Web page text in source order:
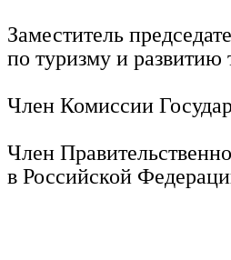
Заместитель
по туризму и развитию
Член Комиссии
Член
в Российской